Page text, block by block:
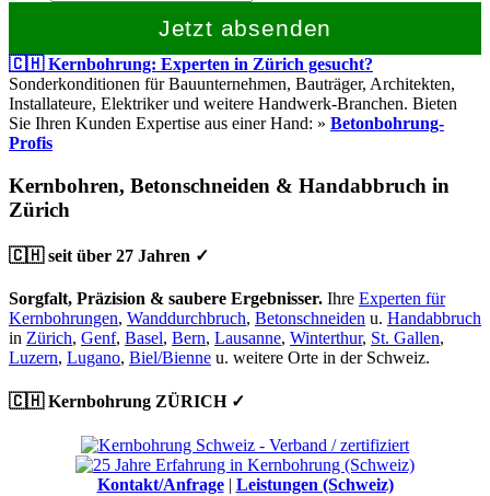
Jetzt absenden
🇨🇭 Kernbohrung: Experten in Zürich gesucht?
Sonderkonditionen für Bauunternehmen, Bauträger, Architekten,
Installateure, Elektriker und weitere Handwerk-Branchen. Bieten
Sie Ihren Kunden Expertise aus einer Hand: » Betonbohrung-
Profis
Kernbohren, Betonschneiden & Handabbruch in
Zürich
🇨🇭 seit über 27 Jahren ✓
Sorgfalt, Präzision & saubere Ergebnisser. Ihre Experten für
Kernbohrungen, Wanddurchbruch, Betonschneiden u. Handabbruch
in Zürich, Genf, Basel, Bern, Lausanne, Winterthur, St. Gallen,
Luzern, Lugano, Biel/Bienne u. weitere Orte in der Schweiz.
🇨🇭 Kernbohrung ZÜRICH ✓
Kontakt/Anfrage| Leistungen (Schweiz)